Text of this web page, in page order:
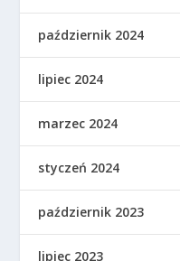
październik 2024
lipiec 2024
marzec 2024
styczeń 2024
październik 2023
lipiec 2023